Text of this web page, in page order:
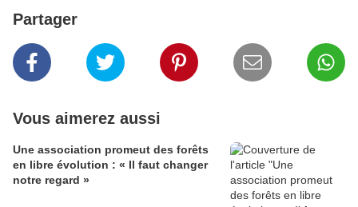
Partager
Vous aimerez aussi
Une association promeut des forêts
en libre évolution : « Il faut changer
notre regard »